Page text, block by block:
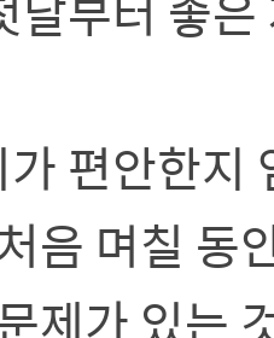
가 편안한
음 며칠 동
제가 있는